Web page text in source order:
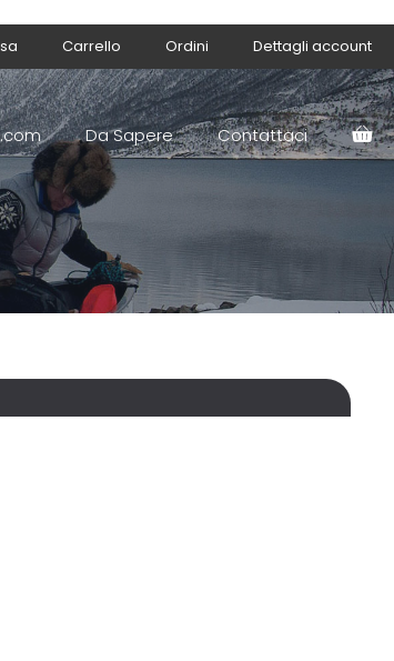
Carrello Ordini Dettagli account
Da Sapere Contattaci